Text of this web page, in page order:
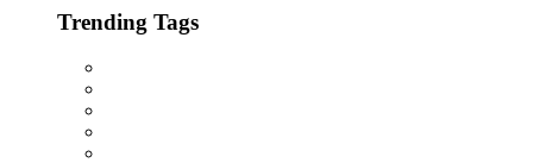
Trending Tags